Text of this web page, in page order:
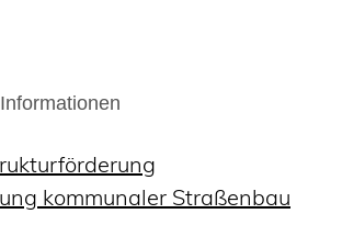
kommunaler Straßenbau